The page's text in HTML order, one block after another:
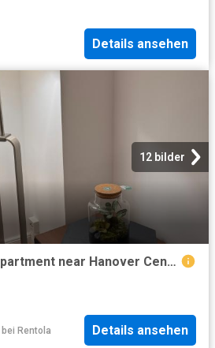
Details ansehen
12 bilder
Nice, quiet 1 room apartment near Hanover Central Station
bei Rentola Details ansehen